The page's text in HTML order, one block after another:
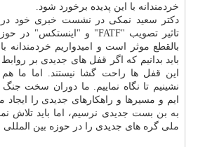
خردمندانه با این پدیده برخورد شود.
دكتر سعید نمكی در نشست خبری خود در
تاثیر تصویب "FATF" و "اینستكس" در حوزه
بالقطع موثر است و امیدواریم خردمندانه
باید بدانیم كه اگر قفل های جدیدی بر
این قفل ها راحت گشا نیستند. اما
نشینیم تا نگاه نماییم. ما دوران سخت
ایم و مسیرها و راهكارهای جدیدی را ایجاد
به بن بست جدیدی نرسیم، اما باید تلاش
ملی گره های جدیدی را در حوزه بین المللی